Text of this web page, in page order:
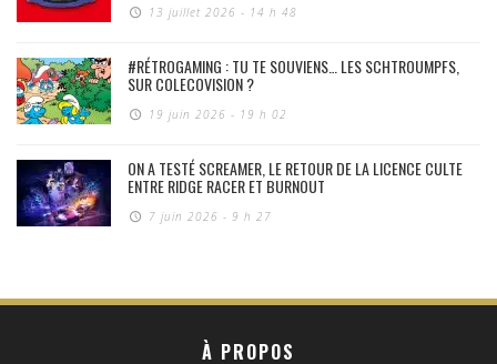
13 juillet 2026 - 14 h 48
#RÉTROGAMING : TU TE SOUVIENS… LES SCHTROUMPFS,
SUR COLECOVISION ?
19 juin 2026 - 19 h 02
ON A TESTÉ SCREAMER, LE RETOUR DE LA LICENCE CULTE
ENTRE RIDGE RACER ET BURNOUT
7 juin 2026 - 9 h 27
À PROPOS